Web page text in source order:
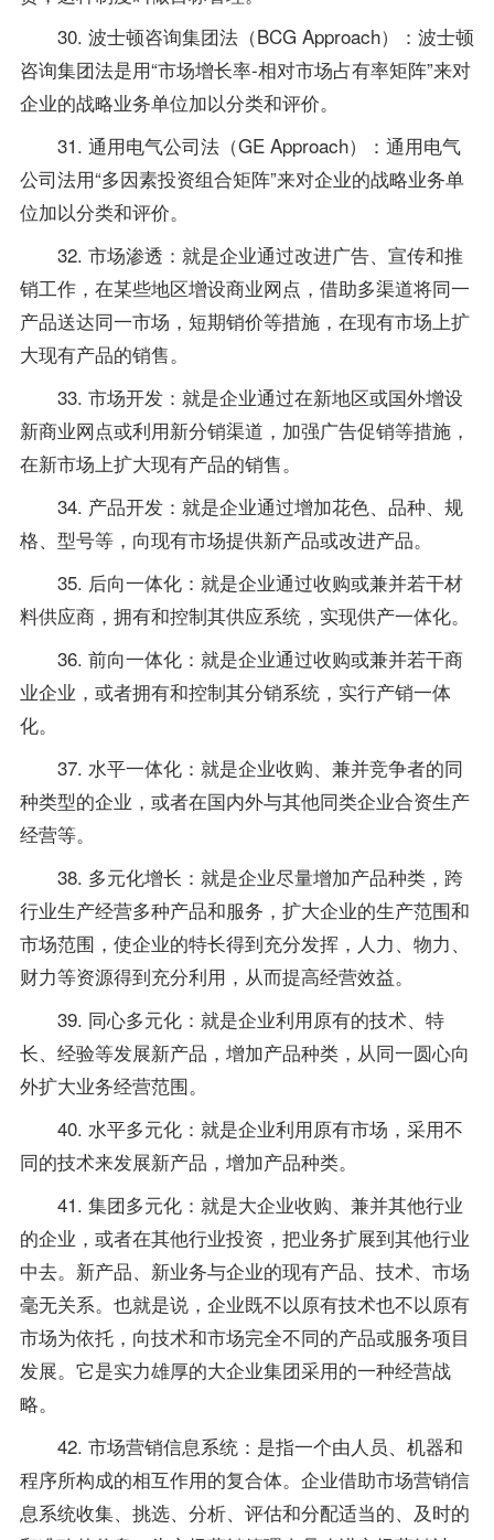
30. 波士顿咨询集团法（BCG Approach）：波士顿
咨询集团法是用“市场增长率-相对市场占有率矩阵”来对
企业的战略业务单位加以分类和评价。
31. 通用电气公司法（GE Approach）：通用电气
公司法用“多因素投资组合矩阵”来对企业的战略业务单
位加以分类和评价。
32. 市场渗透：就是企业通过改进广告、宣传和推
销工作，在某些地区增设商业网点，借助多渠道将同一
产品送达同一市场，短期销价等措施，在现有市场上扩
大现有产品的销售。
33. 市场开发：就是企业通过在新地区或国外增设
新商业网点或利用新分销渠道，加强广告促销等措施，
在新市场上扩大现有产品的销售。
34. 产品开发：就是企业通过增加花色、品种、规
格、型号等，向现有市场提供新产品或改进产品。
35. 后向一体化：就是企业通过收购或兼并若干材
料供应商，拥有和控制其供应系统，实现供产一体化。
36. 前向一体化：就是企业通过收购或兼并若干商
业企业，或者拥有和控制其分销系统，实行产销一体
化。
37. 水平一体化：就是企业收购、兼并竞争者的同
种类型的企业，或者在国内外与其他同类企业合资生产
经营等。
38. 多元化增长：就是企业尽量增加产品种类，跨
行业生产经营多种产品和服务，扩大企业的生产范围和
市场范围，使企业的特长得到充分发挥，人力、物力、
财力等资源得到充分利用，从而提高经营效益。
39. 同心多元化：就是企业利用原有的技术、特
长、经验等发展新产品，增加产品种类，从同一圆心向
外扩大业务经营范围。
40. 水平多元化：就是企业利用原有市场，采用不
同的技术来发展新产品，增加产品种类。
41. 集团多元化：就是大企业收购、兼并其他行业
的企业，或者在其他行业投资，把业务扩展到其他行业
中去。新产品、新业务与企业的现有产品、技术、市场
毫无关系。也就是说，企业既不以原有技术也不以原有
市场为依托，向技术和市场完全不同的产品或服务项目
发展。它是实力雄厚的大企业集团采用的一种经营战
略。
42. 市场营销信息系统：是指一个由人员、机器和
程序所构成的相互作用的复合体。企业借助市场营销信
息系统收集、挑选、分析、评估和分配适当的、及时的